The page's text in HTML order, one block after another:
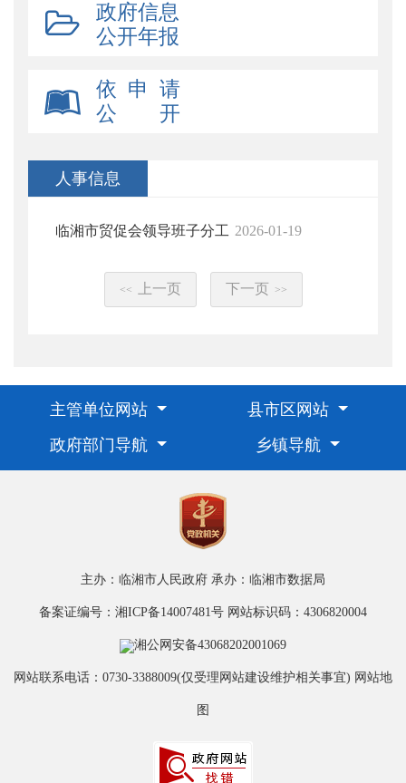
政府信息
公开年报
依 申 请
公 开
人事信息
临湘市贸促会领导班子分工 2026-01-19
<< 上一页 下一页 >>
主管单位网站
县市区网站
政府部门导航
乡镇导航
主办：临湘市人民政府 承办：临湘市数据局
备案证编号：湘ICP备14007481号 网站标识码：4306820004
湘公网安备43068202001069
网站联系电话：0730-3388009(仅受理网站建设维护相关事宜) 网站地
图